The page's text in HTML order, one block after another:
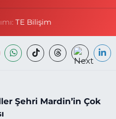
TE Bilişim
Şehri Mardin’in Çok